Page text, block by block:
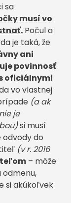
sa
musí vo
Počul a
je taká, že
ani
povinnosť
oficiálnymi
vo vlastnej
(a ak
je
si musí
do
(v r. 2016
– môže
odmenu,
si akúkoľvek